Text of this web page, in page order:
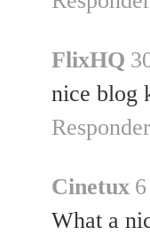
FlixHQ
nice blog
Responder
Cinetux
What a